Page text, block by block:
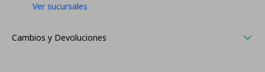
Ver sucursales
Cambios y Devoluciones